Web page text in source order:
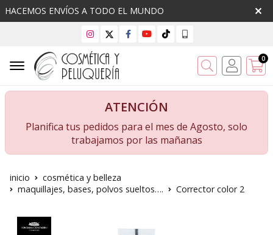
HACEMOS ENVÍOS A TODO EL MUNDO
Buscar 0
ATENCIÓN
Planifica tus pedidos para el mes de Agosto, solo
trabajamos por las mañanas
inicio
cosmética y belleza
maquillajes, bases, polvos sueltos….
Corrector color 2